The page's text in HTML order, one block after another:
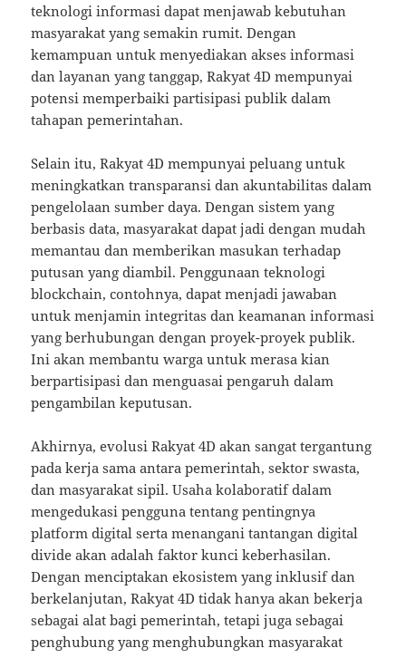
teknologi informasi dapat menjawab kebutuhan
masyarakat yang semakin rumit. Dengan
kemampuan untuk menyediakan akses informasi
dan layanan yang tanggap, Rakyat 4D mempunyai
potensi memperbaiki partisipasi publik dalam
tahapan pemerintahan.
Selain itu, Rakyat 4D mempunyai peluang untuk
meningkatkan transparansi dan akuntabilitas dalam
pengelolaan sumber daya. Dengan sistem yang
berbasis data, masyarakat dapat jadi dengan mudah
memantau dan memberikan masukan terhadap
putusan yang diambil. Penggunaan teknologi
blockchain, contohnya, dapat menjadi jawaban
untuk menjamin integritas dan keamanan informasi
yang berhubungan dengan proyek-proyek publik.
Ini akan membantu warga untuk merasa kian
berpartisipasi dan menguasai pengaruh dalam
pengambilan keputusan.
Akhirnya, evolusi Rakyat 4D akan sangat tergantung
pada kerja sama antara pemerintah, sektor swasta,
dan masyarakat sipil. Usaha kolaboratif dalam
mengedukasi pengguna tentang pentingnya
platform digital serta menangani tantangan digital
divide akan adalah faktor kunci keberhasilan.
Dengan menciptakan ekosistem yang inklusif dan
berkelanjutan, Rakyat 4D tidak hanya akan bekerja
sebagai alat bagi pemerintah, tetapi juga sebagai
penghubung yang menghubungkan masyarakat